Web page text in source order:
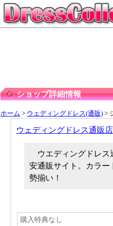
ショップ詳細情報
ホーム > ウェディングドレス(通販) >
ウェディングドレス通販店
ウエディングドレ
安通販サイト。カラー
勢揃い！
購入特典なし